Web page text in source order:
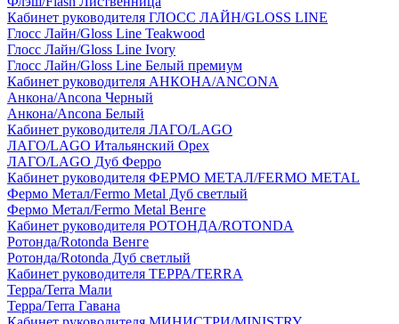
Кабинет руководителя ГЛОСС ЛАЙН/GLOSS LINE
Глосс Лайн/Gloss Line Teakwood
Глосс Лайн/Gloss Line Ivory
Глосс Лайн/Gloss Line Белый премиум
Кабинет руководителя АНКОНА/ANCONA
Анкона/Ancona Черный
Анкона/Ancona Белый
Кабинет руководителя ЛАГО/LAGO
ЛАГО/LAGO Итальянский Орех
ЛАГО/LAGO Дуб Ферро
Кабинет руководителя ФЕРМО МЕТАЛ/FERMO METAL
Фермо Метал/Fermo Metal Дуб светлый
Фермо Метал/Fermo Metal Венге
Кабинет руководителя РОТОНДА/ROTONDA
Ротонда/Rotonda Венге
Ротонда/Rotonda Дуб светлый
Кабинет руководителя ТЕРРА/TERRA
Терра/Terra Мали
Терра/Terra Гавана